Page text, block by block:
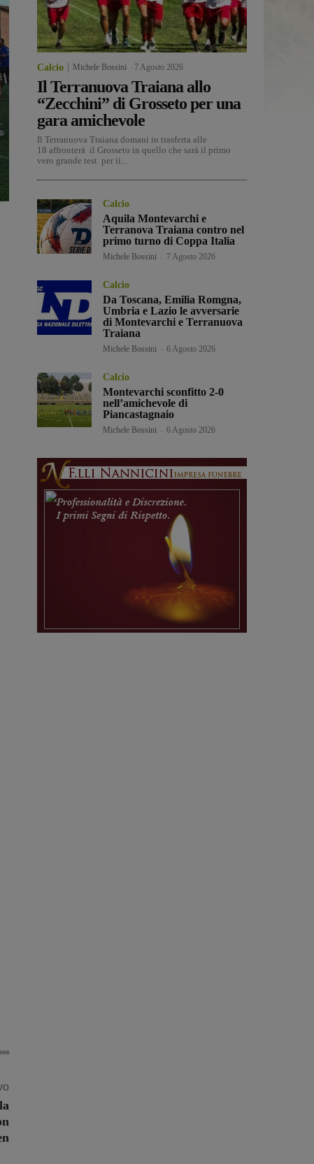
Calcio Michele Bossini 7 Agosto 2026
Il Terranuova Traiana allo
“Zecchini” di Grosseto per una
gara amichevole
Il Terranuova Traiana domani in trasferta alle
18 affronterà il Grosseto in quello che sarà il primo
vero grande test per ii...
Calcio
Aquila Montevarchi e
Terranova Traiana contro nel
primo turno di Coppa Italia
Michele Bossini 7 Agosto 2026
Calcio
Da Toscana, Emilia Romgna,
Umbria e Lazio le avversarie
di Montevarchi e Terranuova
Traiana
Michele Bossini 6 Agosto 2026
Calcio
Montevarchi sconfitto 2-0
nell’amichevole di
Piancastagnaio
Michele Bossini 6 Agosto 2026